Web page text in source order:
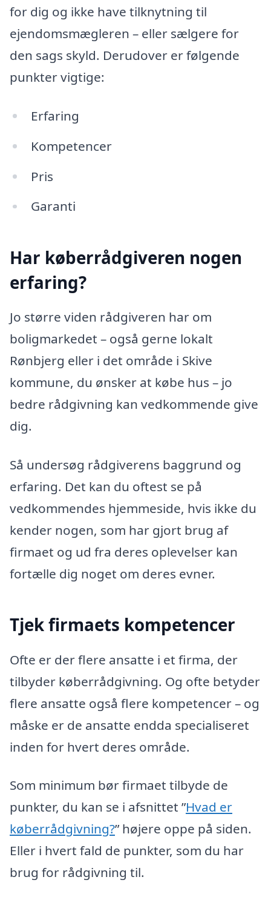
for dig og ikke have tilknytning til
ejendomsmægleren – eller sælgere for
den sags skyld. Derudover er følgende
punkter vigtige:
Erfaring
Kompetencer
Pris
Garanti
Har køberrådgiveren nogen
erfaring?
Jo større viden rådgiveren har om
boligmarkedet – også gerne lokalt
Rønbjerg eller i det område i Skive
kommune, du ønsker at købe hus – jo
bedre rådgivning kan vedkommende give
dig.
Så undersøg rådgiverens baggrund og
erfaring. Det kan du oftest se på
vedkommendes hjemmeside, hvis ikke du
kender nogen, som har gjort brug af
firmaet og ud fra deres oplevelser kan
fortælle dig noget om deres evner.
Tjek firmaets kompetencer
Ofte er der flere ansatte i et firma, der
tilbyder køberrådgivning. Og ofte betyder
flere ansatte også flere kompetencer – og
måske er de ansatte endda specialiseret
inden for hvert deres område.
Som minimum bør firmaet tilbyde de
punkter, du kan se i afsnittet ”Hvad er
køberrådgivning?” højere oppe på siden.
Eller i hvert fald de punkter, som du har
brug for rådgivning til.